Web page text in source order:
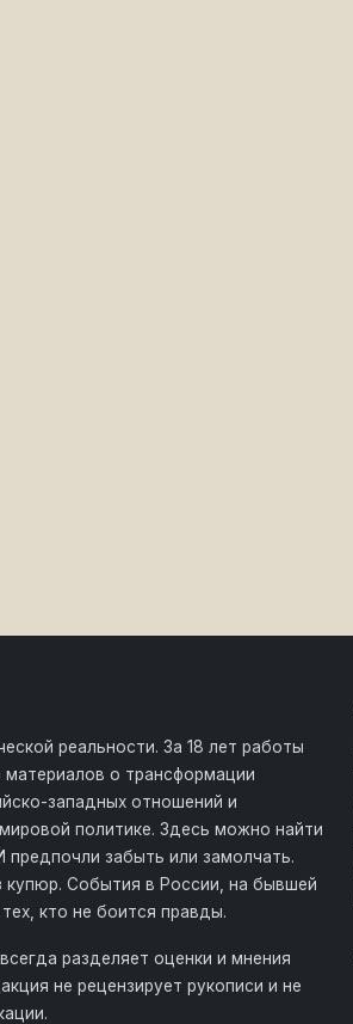
реальности. За 18 лет работы
о трансформации
западных отношений и
политике. Здесь можно найти
забыть или замолчать.
купюр. События в России, на бывшей
кто не боится правды.
разделяет оценки и мнения
не рецензирует рукописи и не